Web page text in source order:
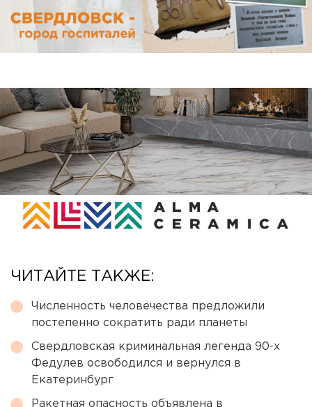
ЧИТАЙТЕ ТАКЖЕ:
Численность человечества предложили
постепенно сократить ради планеты
Свердловская криминальная легенда 90-х
Федулев освободился и вернулся в
Екатеринбург
Ракетная опасность объявлена в